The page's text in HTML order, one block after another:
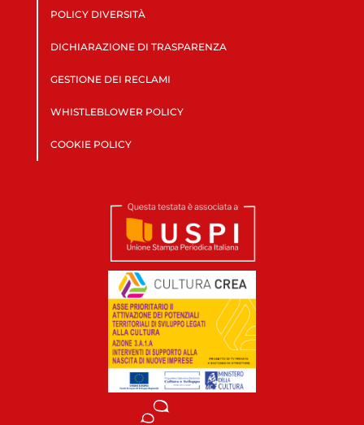
POLICY DIVERSITÀ
DICHIARAZIONE DI TRASPARENZA
GESTIONE DEI RECLAMI
WHISTLEBLOWER POLICY
COOKIE POLICY